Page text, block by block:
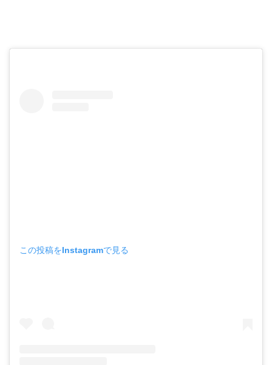
この投稿をInstagramで見る